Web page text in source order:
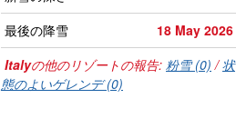
最後の降雪
18 May 2026
Italyの他のリゾートの報告: 粉雪 (0) /状
態のよいゲレンデ (0)